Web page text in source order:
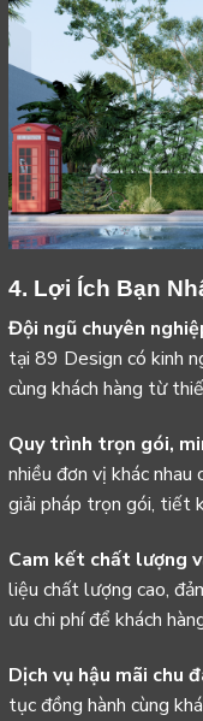
4. Lợi Ích Bạn
Đội ngũ chuyên
tại 89 Design có kinh
cùng khách hàng từ
Quy trình trọn gói,
nhiều đơn vị khác nhau
giải pháp trọn gói, tiết
Cam kết chất lượng
liệu chất lượng cao,
ưu chi phí để khách
Dịch vụ hậu mãi chu
tục đồng hành cùng